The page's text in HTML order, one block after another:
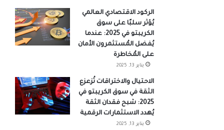
الركود الاقتصادي العالمي
يُؤثر سلبًا على سوق
الكريبتو في 2025: عندما
يُفضل المُستثمرون الأمان
على المُخاطرة
يناير 13, 2025
الاحتيال والاختراقات تُزعزع
الثقة في سوق الكريبتو في
2025: شبح فقدان الثقة
يُهدد الاستثمارات الرقمية
يناير 13, 2025